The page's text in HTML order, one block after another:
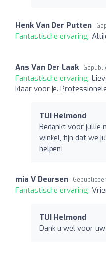
Henk Van Der Putten
Fantastische ervaring:
Ans Van Der Laak
Fantastische ervaring:
klaar voor je.
TUI Helmond
Bedankt voor jullie
winkel, fijn dat we
helpen!
mia V Deursen
Fantastische ervaring:
TUI Helmond
Dank u wel voor